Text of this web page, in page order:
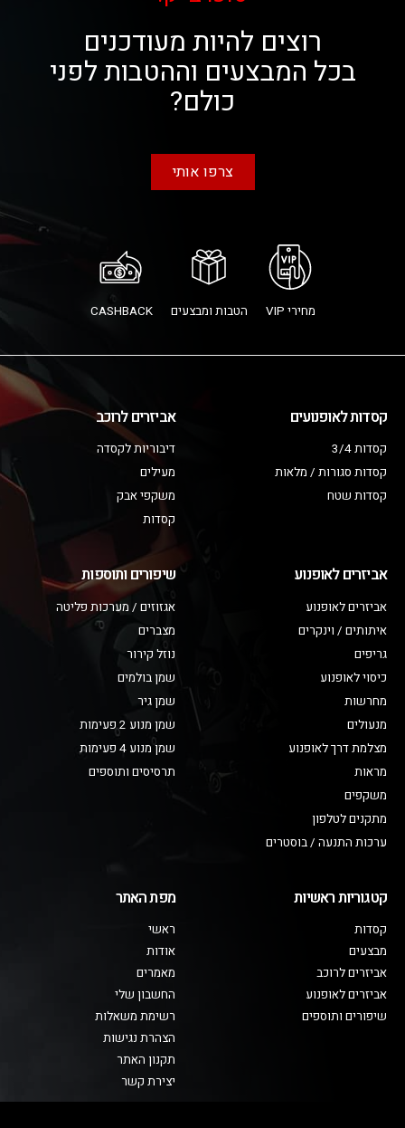
רוצים להיות מעודכנים
בכל המבצעים וההטבות לפני
כולם?
צרפו אותי
מחירי VIP הטבות ומבצעים CASHBACK
קסדות לאופנועים
קסדות 3/4
קסדות סגורות / מלאות
קסדות שטח
אביזרים לרוכב
דיבוריות לקסדה
מעילים
משקפי אבק
קסדות
אביזרים לאופנוע
אביזרים לאופנוע
איתותים / וינקרים
גריפים
כיסוי לאופנוע
מחרשות
מנעולים
מצלמת דרך לאופנוע
מראות
משקפים
מתקנים לטלפון
ערכות התנעה / בוסטרים
שיפורים ותוספות
אגזוזים / מערכות פליטה
מצברים
נוזל קירור
שמן בולמים
שמן גיר
שמן מנוע 2 פעימות
שמן מנוע 4 פעימות
תרסיסים ותוספים
קטגוריות ראשיות
קסדות
מבצעים
אביזרים לרוכב
אביזרים לאופנוע
שיפורים ותוספים
מפת האתר
ראשי
אודות
מאמרים
החשבון שלי
רשימת משאלות
הצהרת נגישות
תקנון האתר
יצירת קשר